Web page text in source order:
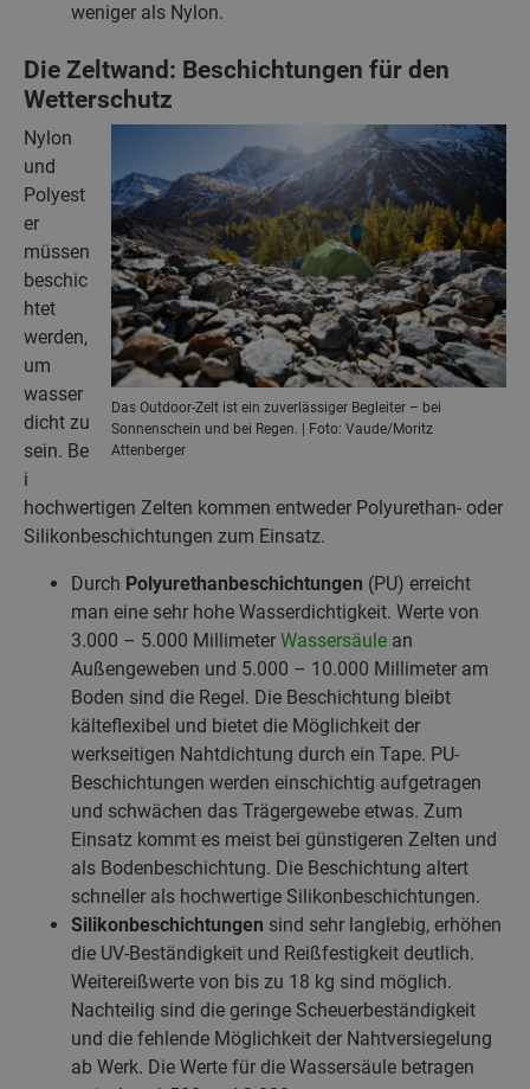
weniger als Nylon.
Die Zeltwand: Beschichtungen für den
Wetterschutz
Das Outdoor-Zelt ist ein zuverlässiger Begleiter – bei
Sonnenschein und bei Regen. | Foto: Vaude/Moritz
Attenberger
Nylon
und
Polyest
er
müssen
beschic
htet
werden,
um
wasser
dicht zu
sein. Be
i
hochwertigen Zelten kommen entweder Polyurethan- oder
Silikonbeschichtungen zum Einsatz.
Durch Polyurethanbeschichtungen (PU) erreicht
man eine sehr hohe Wasserdichtigkeit. Werte von
3.000 – 5.000 Millimeter Wassersäule an
Außengeweben und 5.000 – 10.000 Millimeter am
Boden sind die Regel. Die Beschichtung bleibt
kälteflexibel und bietet die Möglichkeit der
werkseitigen Nahtdichtung durch ein Tape. PU-
Beschichtungen werden einschichtig aufgetragen
und schwächen das Trägergewebe etwas. Zum
Einsatz kommt es meist bei günstigeren Zelten und
als Bodenbeschichtung. Die Beschichtung altert
schneller als hochwertige Silikonbeschichtungen.
Silikonbeschichtungen sind sehr langlebig, erhöhen
die UV-Beständigkeit und Reißfestigkeit deutlich.
Weitereißwerte von bis zu 18 kg sind möglich.
Nachteilig sind die geringe Scheuerbeständigkeit
und die fehlende Möglichkeit der Nahtversiegelung
ab Werk. Die Werte für die Wassersäule betragen